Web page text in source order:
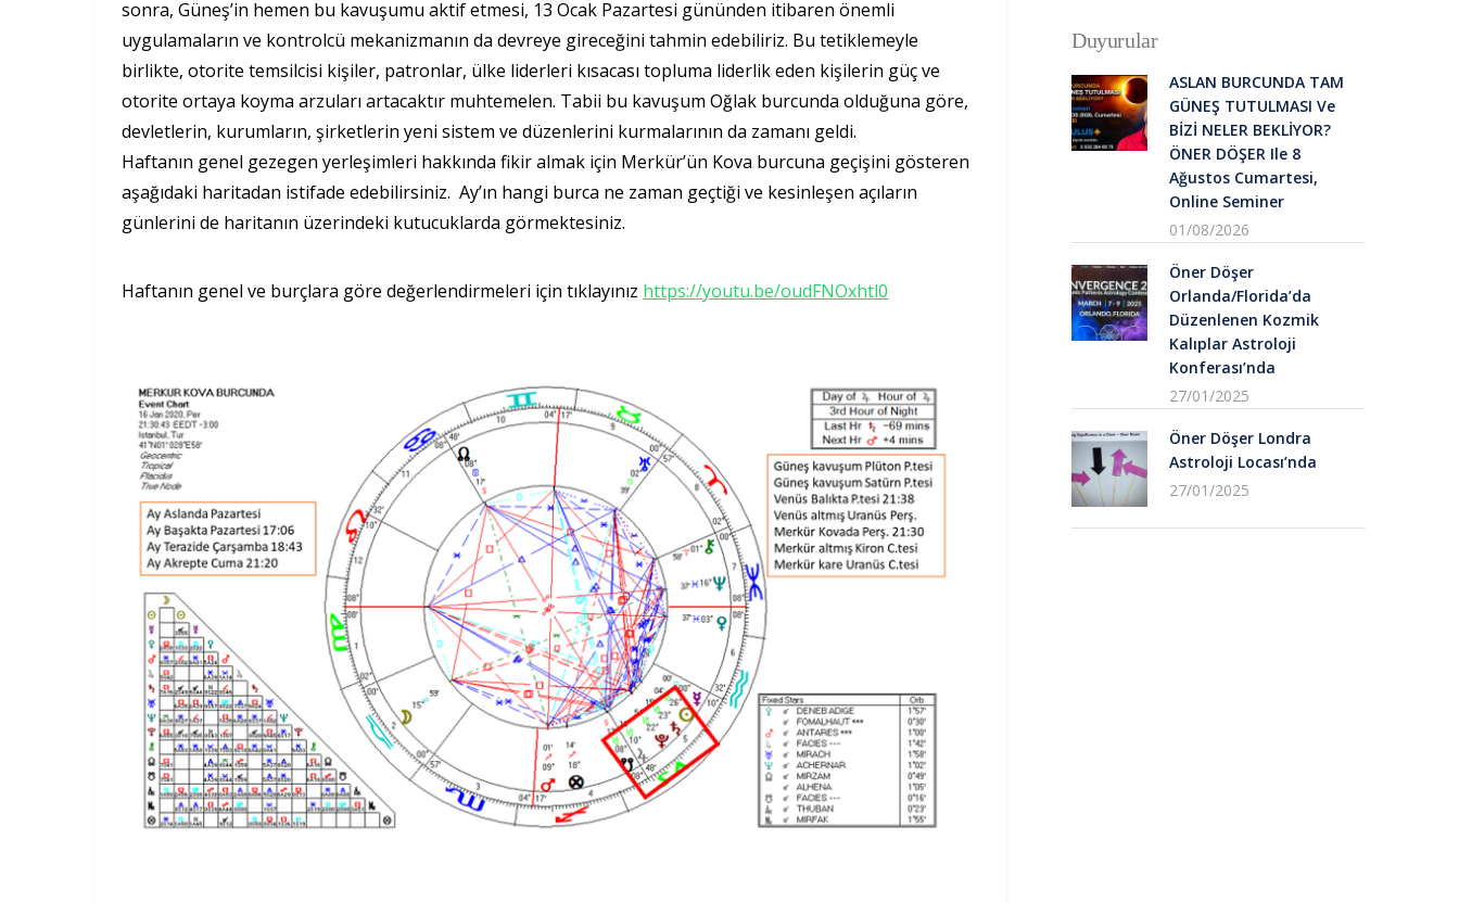
sonra, Güneş’in hemen bu kavuşumu aktif etmesi, 13 Ocak Pazartesi gününden itibaren önemli
uygulamaların ve kontrolcü mekanizmanın da devreye gireceğini tahmin edebiliriz. Bu tetiklemeyle
birlikte, otorite temsilcisi kişiler, patronlar, ülke liderleri kısacası topluma liderlik eden kişilerin güç ve
otorite ortaya koyma arzuları artacaktır muhtemelen. Tabii bu kavuşum Oğlak burcunda olduğuna göre,
devletlerin, kurumların, şirketlerin yeni sistem ve düzenlerini kurmalarının da zamanı geldi.
Haftanın genel gezegen yerleşimleri hakkında fikir almak için Merkür’ün Kova burcuna geçişini gösteren
aşağıdaki haritadan istifade edebilirsiniz. Ay’ın hangi burca ne zaman geçtiği ve kesinleşen açıların
günlerini de haritanın üzerindeki kutucuklarda görmektesiniz.
Haftanın genel ve burçlara göre değerlendirmeleri için tıklayınız https://youtu.be/oudFNOxhtl0
Duyurular
ASLAN BURCUNDA TAM
GÜNEŞ TUTULMASI Ve
BİZİ NELER BEKLİYOR?
ÖNER DÖŞER Ile 8
Ağustos Cumartesi,
Online Seminer
01/08/2026
Öner Döşer
Orlanda/Florida’da
Düzenlenen Kozmik
Kalıplar Astroloji
Konferası’nda
27/01/2025
Öner Döşer Londra
Astroloji Locası’nda
27/01/2025